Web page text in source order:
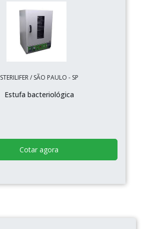
STERILIFER / SÃO PAULO - SP
Estufa bacteriológica
Cotar agora